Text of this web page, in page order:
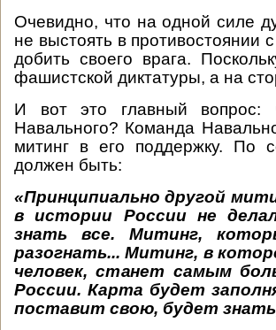
Очевидно, что на одной силе
не выстоять в
добить своего врага.
фашистской диктатуры, а на
И вот это главный вопрос:
Навального? Команда
митинг в его поддержку. По
должен быть:
«Принципиально другой
в истории России не
знать все. Митинг,
разогнать... Митинг, в
человек, станет самым
России. Карта будет
поставит свою, будет